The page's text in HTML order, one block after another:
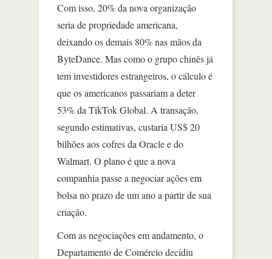
Com isso, 20% da nova organização
seria de propriedade americana,
deixando os demais 80% nas mãos da
ByteDance. Mas como o grupo chinês já
tem investidores estrangeiros, o cálculo é
que os americanos passariam a deter
53% da TikTok Global. A transação,
segundo estimativas, custaria US$ 20
bilhões aos cofres da Oracle e do
Walmart. O plano é que a nova
companhia passe a negociar ações em
bolsa no prazo de um ano a partir de sua
criação.
Com as negociações em andamento, o
Departamento de Comércio decidiu